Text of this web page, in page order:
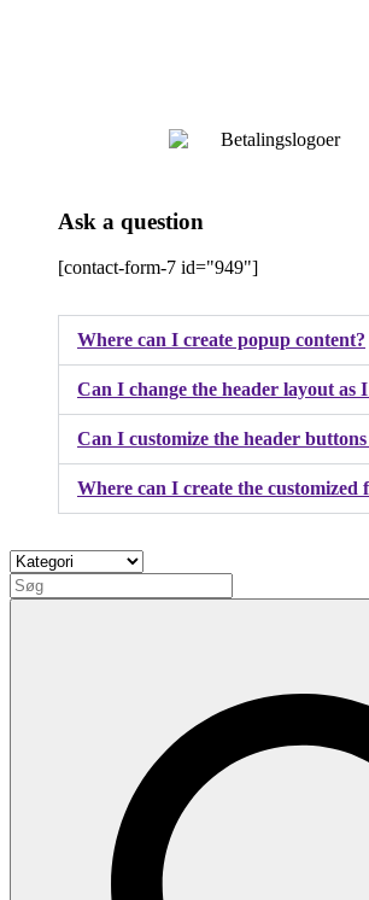
Ask a question
[contact-form-7 id="949"]
Where can I create popup content?
Can I change the header layout as
Can I customize the header
Where can I create the customized